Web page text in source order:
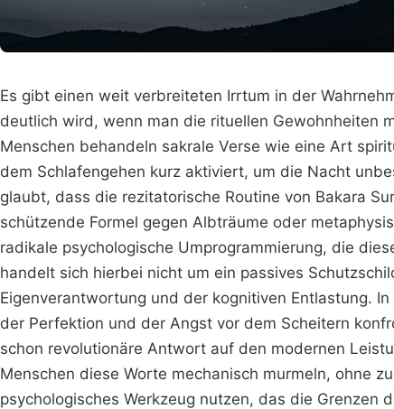
Es gibt einen weit verbreiteten Irrtum in der
deutlich wird, wenn man die rituellen Gewohnheiten
Menschen behandeln sakrale Verse wie eine Art
dem Schlafengehen kurz aktiviert, um die Nacht
glaubt, dass die rezitatorische Routine von Bakara
schützende Formel gegen Albträume oder
radikale psychologische Umprogrammierung, die
handelt sich hierbei nicht um ein passives
Eigenverantwortung und der kognitiven Entlastung.
der Perfektion und der Angst vor dem Scheitern
schon revolutionäre Antwort auf den modernen
Menschen diese Worte mechanisch murmeln, ohne
psychologisches Werkzeug nutzen, das die Grenzen